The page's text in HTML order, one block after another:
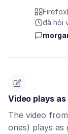
Firefox
đã hỏi
Video plays
The video
ones) plays as